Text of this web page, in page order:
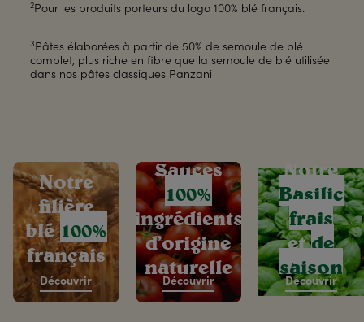
2Pour les produits porteurs du logo 100% blé français.
3Pâtes élaborées à partir de 50% de semoule de blé
complet, plus riche en fibre que la semoule de blé utilisée
dans nos pâtes classiques Panzani
Notre
filière
blé100%
français
Découvrir
Sauces
100%
ingrédients
d’origine
naturelle
Découvrir
Notre
Basilic
frais
etde
saison
Découvrir